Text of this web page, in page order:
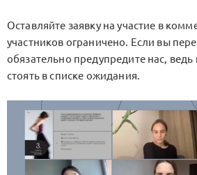
Оставляйте заявку на участие в
участников ограничено. Если вы
обязательно предупредите нас,
стоять в списке ожидания.